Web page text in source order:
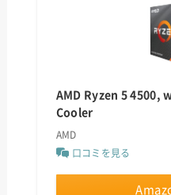
AMD Ryzen 5 4500,
Cooler
AMD
口コミを見る